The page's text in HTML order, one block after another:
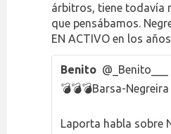
árbitros, tiene todavía
que pensábamos.
EN ACTIVO en los
Benito @_Benito___
💣💣💣Barsa-Negreira
Laporta habla sobre